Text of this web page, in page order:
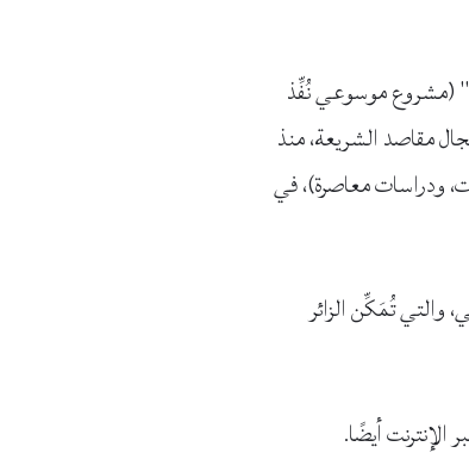
(مشروع موسوعي نُفِّذ
في مجال مقاصد الشريعة، منذ
ودراسات معاصرة)، في
والتي تُمَكِّن الزائر
أيضًا.